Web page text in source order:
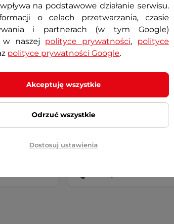
do butów
i pianka
Szczegóły
Nie możesz
Doradzimy Ci
na podstawowe działanie serwisu.
o celach przetwarzania, czasie
i partnerach (w tym Google)
w naszej polityce prywatności, polityce
polityce prywatności Google.
Akceptuję wszystkie
Odrzuć wszystkie
Dostosuj ustawienia